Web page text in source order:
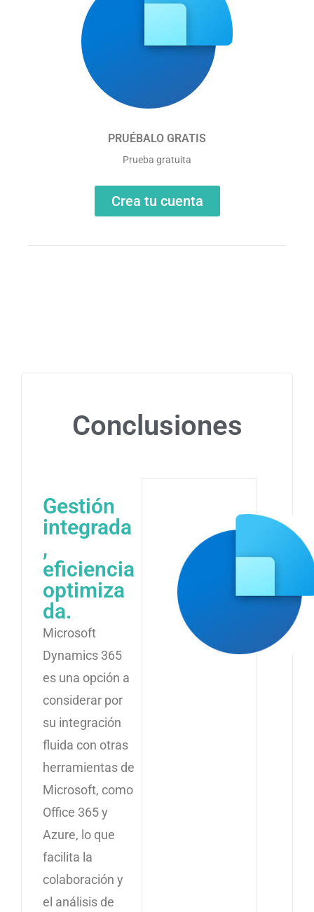
PRUÉBALO GRATIS
Prueba gratuita
Crea tu cuenta
Conclusiones
Gestión
integrada
,
eficiencia
optimiza
da.
Microsoft
Dynamics 365
es una opción a
considerar por
su integración
fluida con otras
herramientas de
Microsoft, como
Office 365 y
Azure, lo que
facilita la
colaboración y
el análisis de